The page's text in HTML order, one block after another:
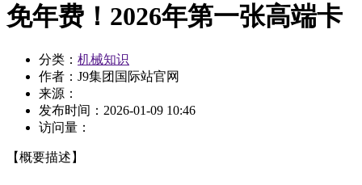
免年费！2026年第一张高端卡
分类： 机械知识
作者：J9集团国际站官网
来源：
发布时间： 2026-01-09 10:46
访问量：
【概要描述】